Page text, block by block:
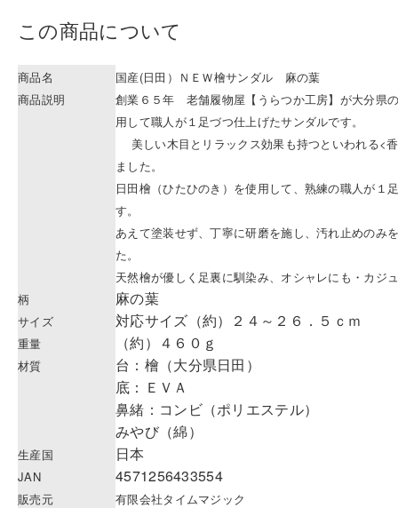
この商品について
商品名
国産(日田）ＮＥＷ檜サンダル 麻の葉
商品説明
創業６５年 老舗履物屋【うらつか工房】が大分県
用して職人が１足づつ仕上げたサンダルです。
美しい木目とリラックス効果も持つといわれる<
ました。
日田檜（ひたひのき）を使用して、熟練の職人が１
す。
あえて塗装せず、丁寧に研磨を施し、汚れ止めのみ
た。
天然檜が優しく足裏に馴染み、オシャレにも・カジ
柄
麻の葉
サイズ 対応サイズ（約）２４～２６．５ｃｍ
重量 （約）４６０ｇ
材質
台：檜（大分県日田）
底：ＥＶＡ
鼻緒：コンビ（ポリエステル）
みやび（綿）
生産国 日本
JAN 4571256433554
販売元 有限会社タイムマジック